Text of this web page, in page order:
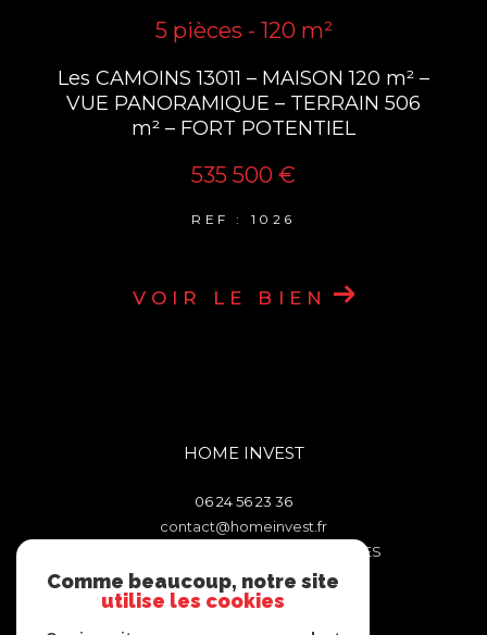
5 pièces - 120 m²
Les CAMOINS 13011 – MAISON 120 m² –
VUE PANORAMIQUE – TERRAIN 506
m² – FORT POTENTIEL
535 500 €
REF : 1026
VOIR LE BIEN
HOME INVEST
06 24 56 23 36
contact@homeinvest.fr
106 TRAVERSE DES FENETRES ROUGES
13011
MARSEILLE
Comme beaucoup, notre site
utilise les cookies